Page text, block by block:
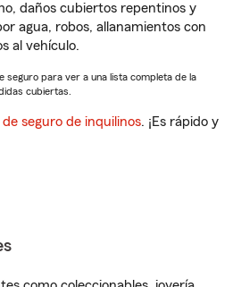
daños cubiertos repentinos y
agua, robos, allanamientos con
al vehículo.
seguro para ver a una lista completa de la
cubiertas.
seguro de inquilinos. ¡Es rápido y